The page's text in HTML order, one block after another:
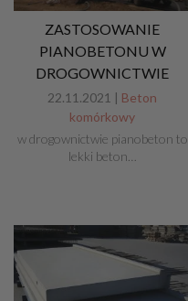
ZASTOSOWANIE
PIANOBETONU W
DROGOWNICTWIE
22.11.2021 | Beton
komórkowy
w drogownictwie pianobeton to
lekki beton…